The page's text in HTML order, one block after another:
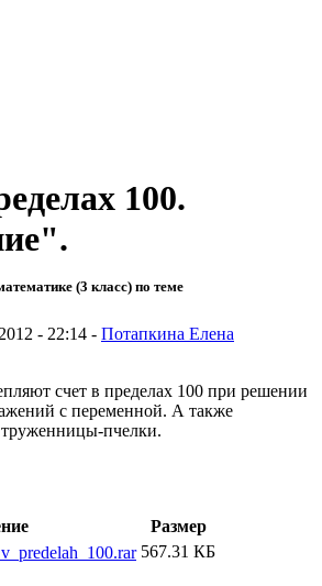
100.
(3 класс) по теме
- 22:14 - Потапкина Елена
счет в пределах 100 при решении
с переменной. А также
пчелки.
Размер
567.31 КБ